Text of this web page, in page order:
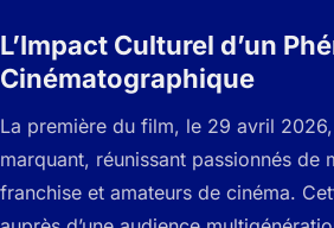
L’Impact Culturel d’un
Cinématographique
La première du film, le 29 avril
marquant, réunissant passionnés de
franchise et amateurs de cinéma.